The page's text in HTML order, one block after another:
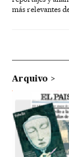
más relevantes
Arquivo